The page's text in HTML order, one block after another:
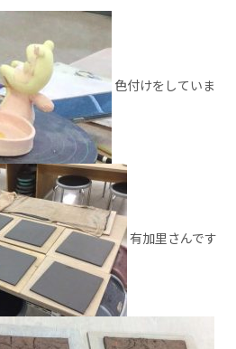
色付けをしていま
有加里さんです